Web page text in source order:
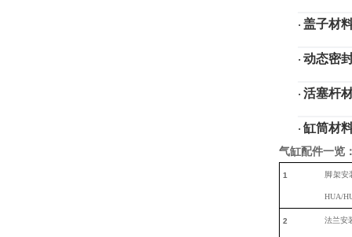
· 盖子材
· 动态密
· 活塞杆
· 缸筒材
气缸配件一览
1 脚架安
HUA/
2 法兰安